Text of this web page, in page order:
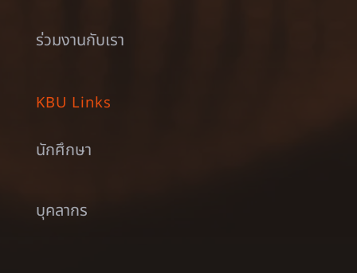
ร่วมงานกับเรา
KBU Links
นักศึกษา
บุคลากร